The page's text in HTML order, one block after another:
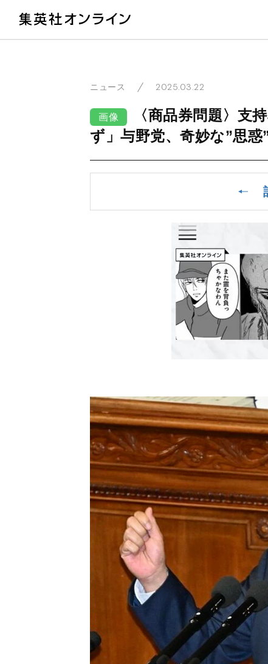
ニュース 2025.03.22
画像
〈商品券問題〉支
ず」与野党、奇妙な”思惑